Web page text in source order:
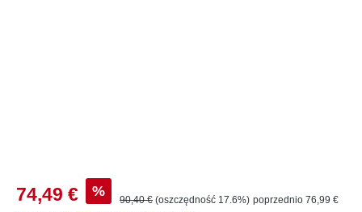
Cena sprzedaży:
74,49 € % Cena regularna:
90,40 € (oszczędność 17.6%) poprzednio 76,99 €